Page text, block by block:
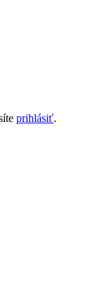
prihlásiť.